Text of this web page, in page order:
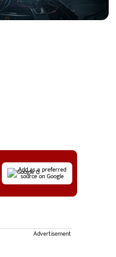
Add as a preferred
source on Google
Advertisement